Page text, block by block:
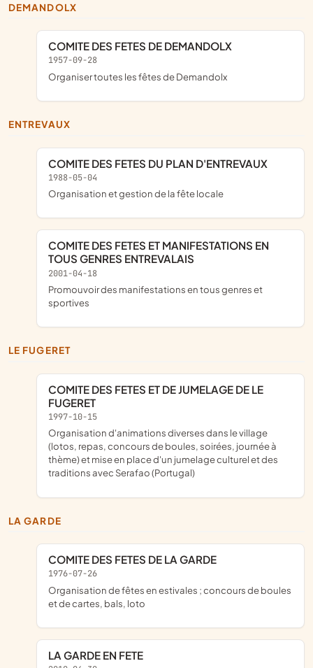
DEMANDOLX
COMITE DES FETES DE DEMANDOLX
1957-09-28
organiser toutes les fêtes de Demandolx
ENTREVAUX
COMITE DES FETES DU PLAN D'ENTREVAUX
1988-05-04
organisation et gestion de la fête locale
COMITE DES FETES ET MANIFESTATIONS EN
TOUS GENRES ENTREVALAIS
2001-04-18
promouvoir des manifestations en tous genres et
sportives
LE FUGERET
COMITE DES FETES ET DE JUMELAGE DE LE
FUGERET
1997-10-15
organisation d'animations diverses dans le village
(lotos, repas, concours de boules, soirées, journée à
thème) et mise en place d'un jumelage culturel et des
traditions avec Serafao (Portugal)
LA GARDE
COMITE DES FETES DE LA GARDE
1976-07-26
organisation de fêtes en estivales ; concours de boules
et de cartes, bals, loto
LA GARDE EN FETE